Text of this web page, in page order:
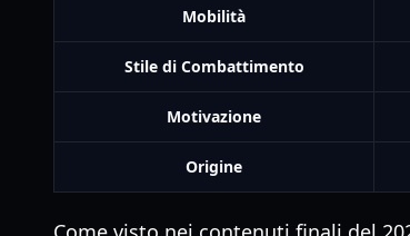
Mobilità
Stile di Combattimento
Motivazione
Origine